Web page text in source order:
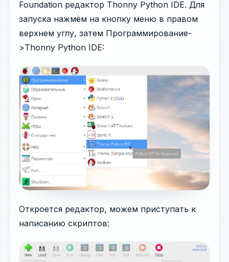
Foundation редактор Thonny Python IDE. Для
запуска нажмём на кнопку меню в правом
верхнем углу, затем Программирование-
>Thonny Python IDE:
Откроется редактор, можем приступать к
написанию скриптов: